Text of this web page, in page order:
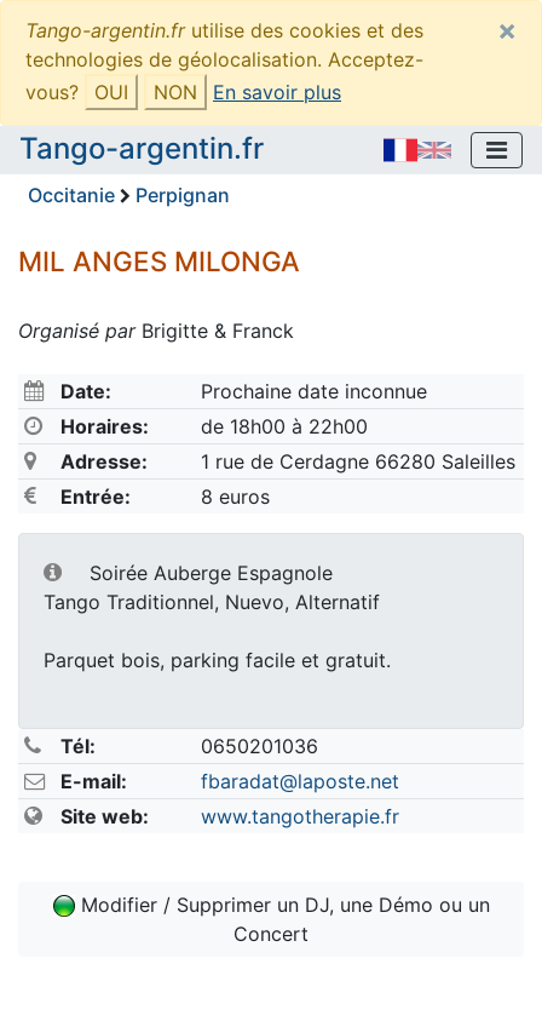
Tango-argentin.frutilise des cookies et des
technologies de géolocalisation. Acceptez-
vous?
OUI NON En savoir plus
×
Tango-argentin.fr
Occitanie Perpignan
MIL ANGES MILONGA
Organisé parBrigitte & Franck
Date:
Prochaine date inconnue
Horaires:
de 18h00 à 22h00
Adresse:
1 rue de Cerdagne 66280 Saleilles
Entrée:
8 euros
Soirée Auberge Espagnole
Tango Traditionnel, Nuevo, Alternatif
Parquet bois, parking facile et gratuit.
Tél:
0650201036
E-mail:
fbaradat@laposte.net
Site web:
www.tangotherapie.fr
Modifier / Supprimer un DJ, une Démo ou un
Concert